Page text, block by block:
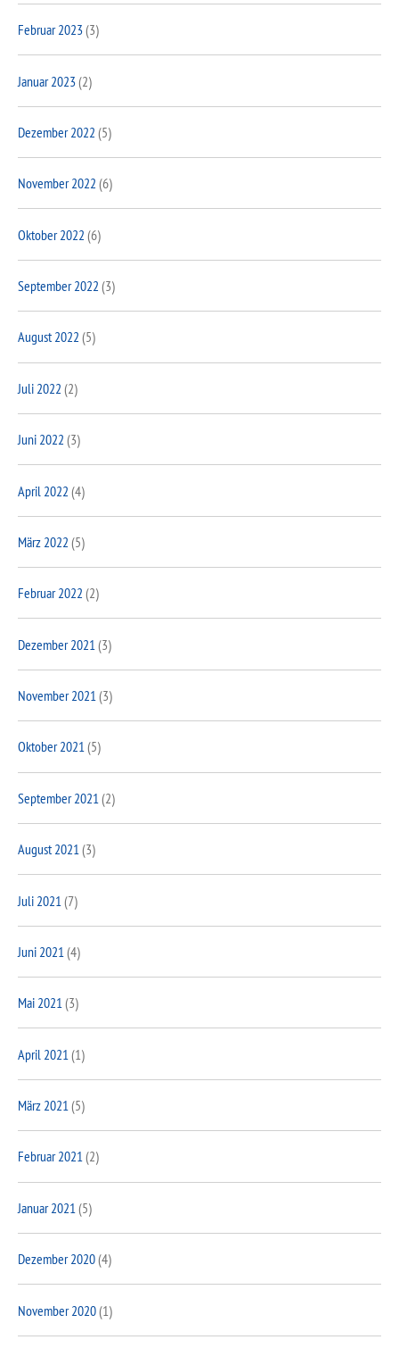
Februar 2023(3)
Januar 2023(2)
Dezember 2022 (5)
November 2022 (6)
Oktober 2022 (6)
September 2022 (3)
August 2022 (5)
Juli 2022 (2)
Juni 2022 (3)
April 2022 (4)
März 2022 (5)
Februar 2022 (2)
Dezember 2021 (3)
November 2021(3)
Oktober 2021(5)
September 2021 (2)
August 2021(3)
Juli 2021 (7)
Juni 2021 (4)
Mai 2021(3)
April 2021 (1)
März 2021(5)
Februar 2021(2)
Januar 2021 (5)
Dezember 2020(4)
November 2020(1)